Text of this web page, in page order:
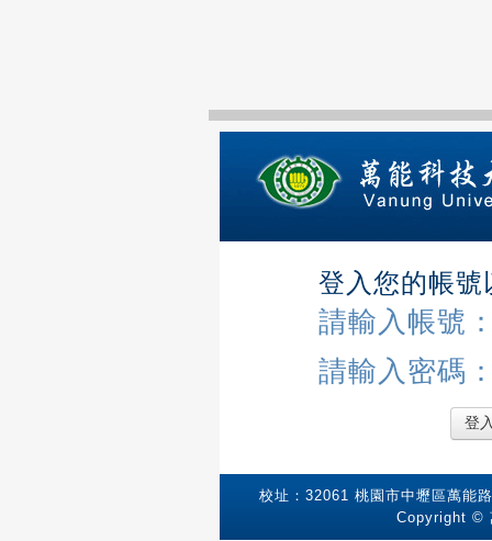
登入您的帳號
請輸入帳號
請輸入密碼
登
校址：32061 桃園市中壢區萬能
Copyright ©